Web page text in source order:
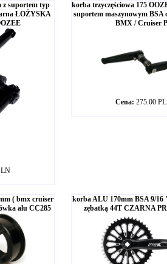
z suportem typ
ŁOŻYSKA
korba trzyczęściowa 175
suportem maszynowym BSA
BMX / Cruiser
Cena: 275.00
( bmx cruiser
alu CC285
korba ALU 170mm BSA 9/
zębatką 44T CZARNA